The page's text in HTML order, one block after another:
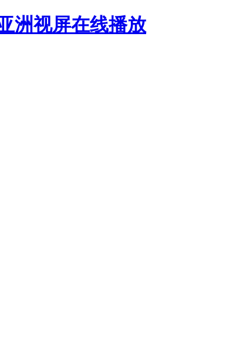
洲视屏在线播放